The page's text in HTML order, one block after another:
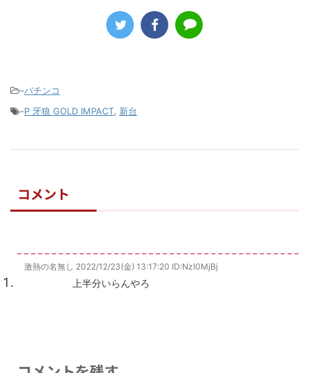
-パチンコ
-P 牙狼 GOLD IMPACT, 新台
コメント
激熱の名無し 2022/12/23(金) 13:17:20 ID:NzI0MjBj
上半分いらんやろ